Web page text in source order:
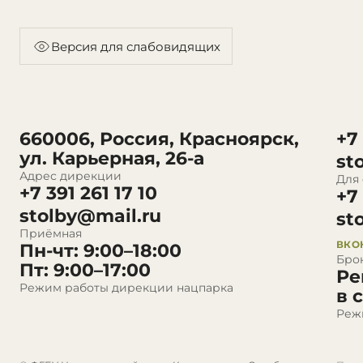
Версия для слабовидящих
660006, Россия, Красноярск,
ул. Карьерная, 26-а
Адрес дирекции
+7 391 261 17 10
stolby@mail.ru
Приёмная
Пн-чт: 9:00–18:00
Пт: 9:00–17:00
Режим работы дирекции нацпарка
Для
+7
в